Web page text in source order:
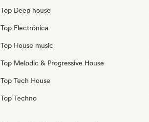
Top Deep house
Top Electrónica
Top House music
Top Melodic & Progressive House
Top Tech House
Top Techno